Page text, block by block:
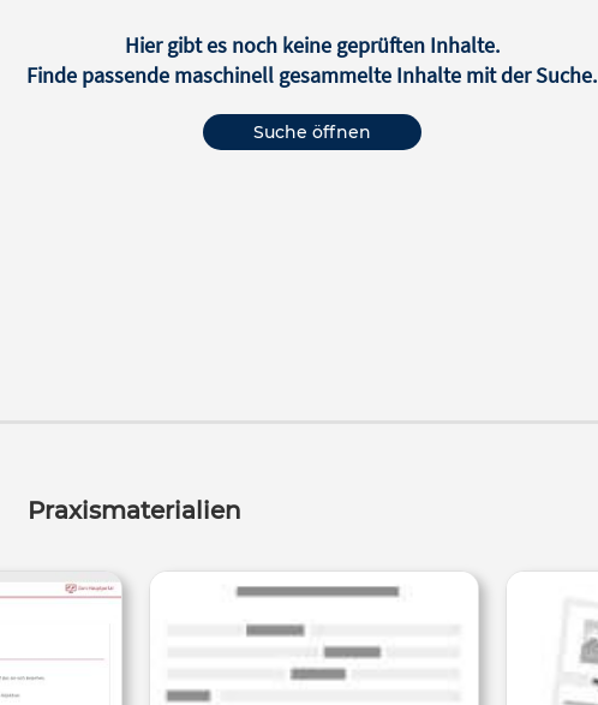
Hier gibt es noch keine geprüften Inhalte.
Finde passende maschinell gesammelte Inhalte mit der Suche.
Suche öffnen
Praxismaterialien